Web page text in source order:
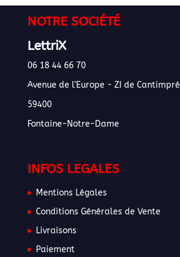
NOTRE SOCIÉTÉ
LettriX
06 18 44 66 70
Avenue de l’Europe - ZI de Cantimpré
59400
Fontaine-Notre-Dame
INFOS LEGALES
Mentions Légales
Conditions Générales de Vente
Livraisons
Paiement